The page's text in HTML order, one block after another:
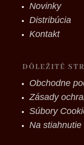
Novinky
Distribúcia
Kontakt
DÔLEŽITÉ
Obchodne
Zásady
Súbory
Na stiahnutie